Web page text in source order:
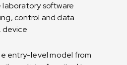
software
control and data
device
entry-level model from